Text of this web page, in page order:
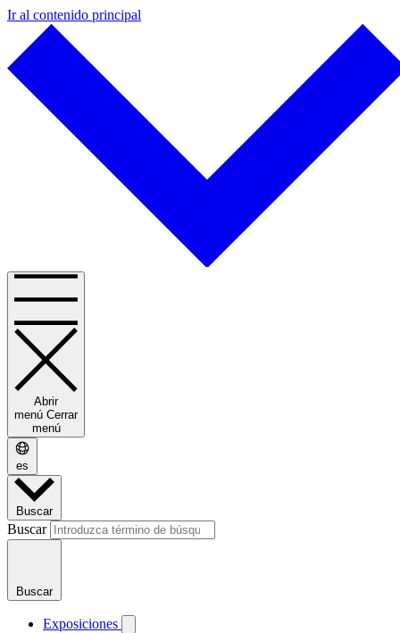
Ir al contenido principal
Abrir
menú Cerrar
menú
es
Buscar
Buscar
Buscar
Exposiciones